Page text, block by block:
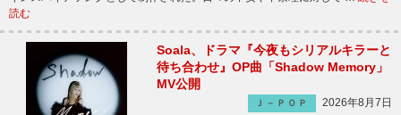
読む
Soala、ドラマ『今夜もシリアルキラーと
待ち合わせ』OP曲「Shadow Memory」
MV公開
Ｊ－ＰＯＰ
2026年8月7日